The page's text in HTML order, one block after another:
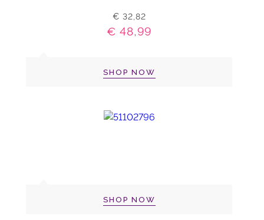
€ 32,82
€ 48,99
SHOP NOW
SHOP NOW